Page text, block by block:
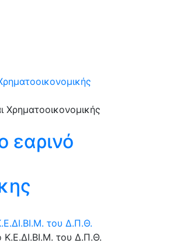
εαρινό
του Δ.Π.Θ.